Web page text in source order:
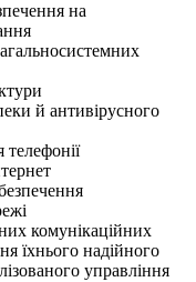
на
й антивірусного
комунікаційних
їхнього надійного
управління